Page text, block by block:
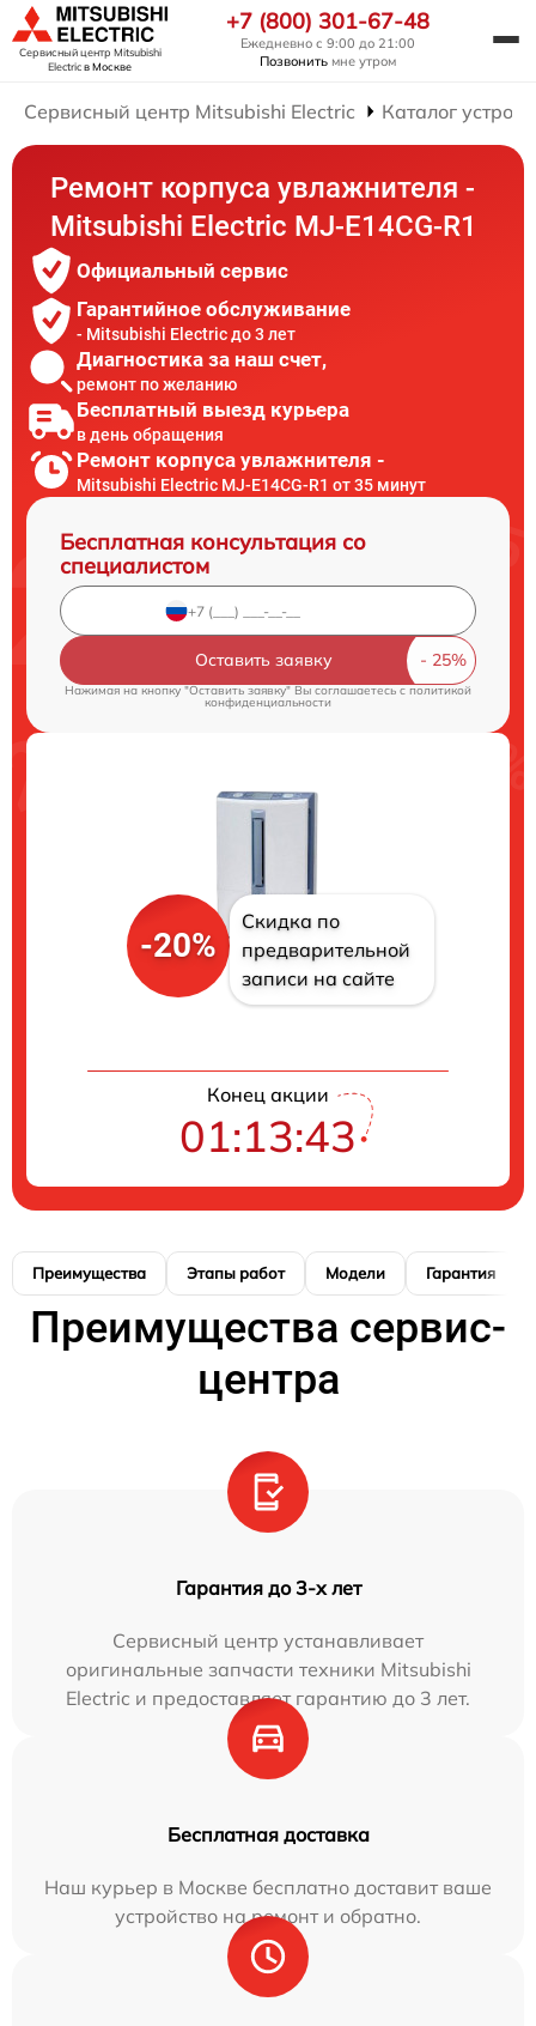
Сервисный центр Mitsubishi
Electricв Москве
+7 (800) 301-67-48
Ежедневно с 9:00 до 21:00
Позвонить мне утром
Сервисный центр Mitsubishi Electric Каталог
Ремонт корпуса увлажнителя -
Mitsubishi Electric MJ-E14CG-R1
Официальный сервис
Гарантийное обслуживание
- Mitsubishi Electric до 3 лет
Диагностика за наш счет,
ремонт по желанию
Бесплатный выезд курьера
в день обращения
Ремонт корпуса увлажнителя -
Mitsubishi Electric MJ-E14CG-R1 от 35 минут
Бесплатная консультация со
специалистом
Оставить заявку
Нажимая на кнопку "Оставить заявку" Вы соглашаетесь c политикой
конфиденциальности
-20%
Скидка по
предварительной
записи на сайте
Конец акции
01:13:41
Преимущества Этапы работ Модели Гарантия
Преимущества сервис-
центра
Гарантия до 3-х лет
Сервисный центр устанавливает
оригинальные запчасти техники Mitsubishi
Electric и предоставляет гарантию до 3 лет.
Бесплатная доставка
Наш курьер в Москве бесплатно доставит ваше
устройство на ремонт и обратно.